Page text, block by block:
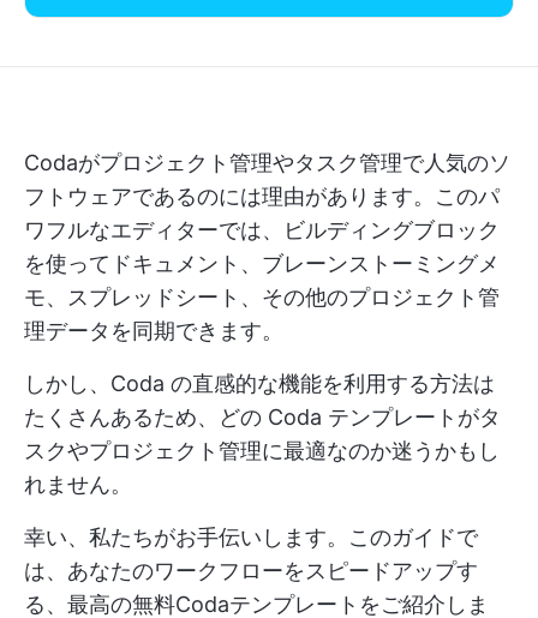
Codaがプロジェクト管理やタスク管理で人気のソ
フトウェアであるのには理由があります。このパ
ワフルなエディターでは、ビルディングブロック
を使ってドキュメント、ブレーンストーミングメ
モ、スプレッドシート、その他のプロジェクト管
理データを同期できます。
しかし、Coda の直感的な機能を利用する方法は
たくさんあるため、どの Coda テンプレートがタ
スクやプロジェクト管理に最適なのか迷うかもし
れません。
幸い、私たちがお手伝いします。このガイドで
は、あなたのワークフローをスピードアップす
る、最高の無料Codaテンプレートをご紹介しま